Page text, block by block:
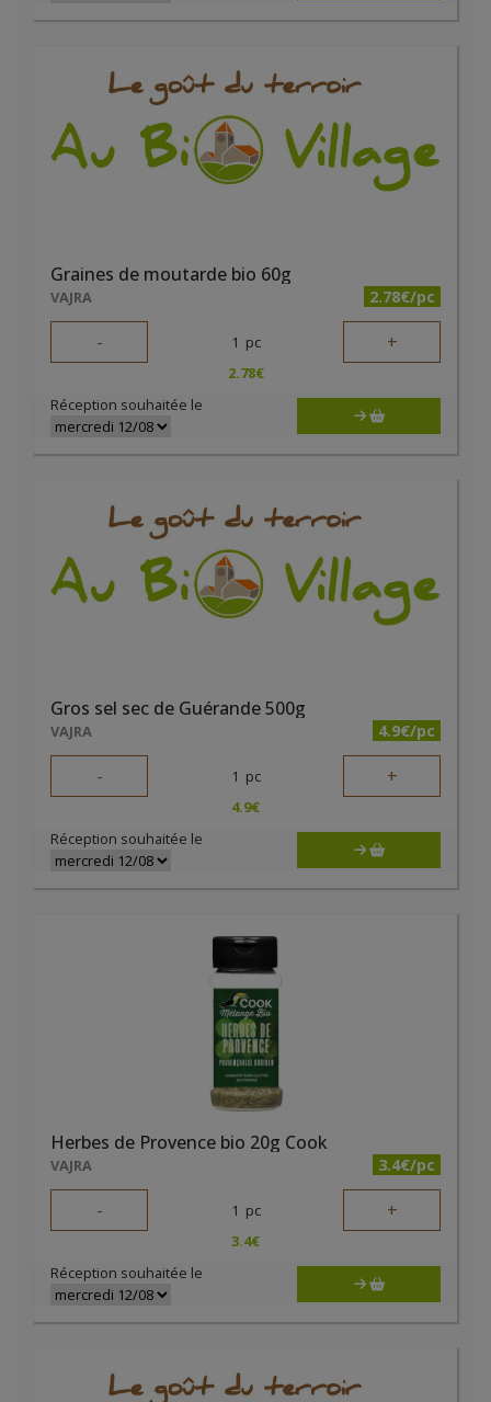
Graines de moutarde bio 60g
VAJRA 2.78€/pc
- 1 pc +
2.78€
Réception souhaitée le
Gros sel sec de Guérande 500g
VAJRA 4.9€/pc
- 1 pc +
4.9€
Réception souhaitée le
Herbes de Provence bio 20g Cook
VAJRA 3.4€/pc
- 1 pc +
3.4€
Réception souhaitée le